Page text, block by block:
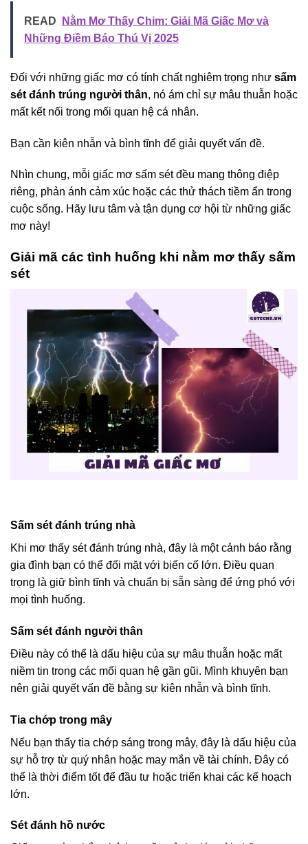
READ
Nằm Mơ Thấy Chim: Giải Mã Giấc Mơ và
Những Điềm Báo Thú Vị 2025
Đối với những giấc mơ có tính chất nghiêm trọng như sấm
sét đánh trúng người thân, nó ám chỉ sự mâu thuẫn hoặc
mất kết nối trong mối quan hệ cá nhân.
Bạn cần kiên nhẫn và bình tĩnh để giải quyết vấn đề.
Nhìn chung, mỗi giấc mơ sấm sét đều mang thông điệp
riêng, phản ánh cảm xúc hoặc các thử thách tiềm ẩn trong
cuộc sống. Hãy lưu tâm và tận dụng cơ hội từ những giấc
mơ này!
Giải mã các tình huống khi nằm mơ thấy sấm
sét
Sấm sét đánh trúng nhà
Khi mơ thấy sét đánh trúng nhà, đây là một cảnh báo rằng
gia đình bạn có thể đối mặt với biến cố lớn. Điều quan
trọng là giữ bình tĩnh và chuẩn bị sẵn sàng để ứng phó với
mọi tình huống.
Sấm sét đánh người thân
Điều này có thể là dấu hiệu của sự mâu thuẫn hoặc mất
niềm tin trong các mối quan hệ gần gũi. Mình khuyên bạn
nên giải quyết vấn đề bằng sự kiên nhẫn và bình tĩnh.
Tia chớp trong mây
Nếu bạn thấy tia chớp sáng trong mây, đây là dấu hiệu của
sự hỗ trợ từ quý nhân hoặc may mắn về tài chính. Đây có
thể là thời điểm tốt để đầu tư hoặc triển khai các kế hoạch
lớn.
Sét đánh hồ nước